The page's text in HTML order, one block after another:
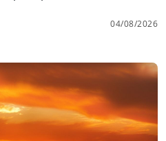
04/08/2026